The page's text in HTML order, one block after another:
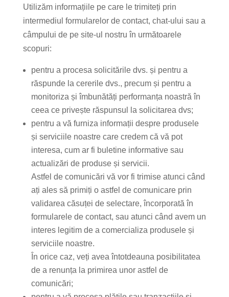
Utilizăm informațiile pe care le trimiteți prin
intermediul formularelor de contact, chat-ului sau a
câmpului de pe site-ul nostru în următoarele
scopuri:
pentru a procesa solicitările dvs. și pentru a
răspunde la cererile dvs., precum și pentru a
monitoriza și îmbunătăți performanța noastră în
ceea ce privește răspunsul la solicitarea dvs;
pentru a vă furniza informații despre produsele
și serviciile noastre care credem că vă pot
interesa, cum ar fi buletine informative sau
actualizări de produse și servicii.
Astfel de comunicări vă vor fi trimise atunci când
ați ales să primiți o astfel de comunicare prin
validarea căsuței de selectare, încorporată în
formularele de contact, sau atunci când avem un
interes legitim de a comercializa produsele și
serviciile noastre.
În orice caz, veți avea întotdeauna posibilitatea
de a renunța la primirea unor astfel de
comunicări;